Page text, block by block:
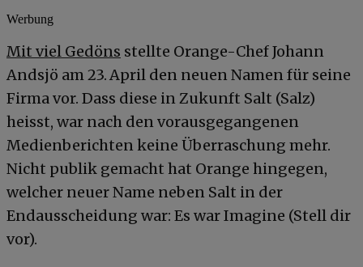
Werbung
Mit viel Gedöns stellte Orange-Chef Johann
Andsjö am 23. April den neuen Namen für seine
Firma vor. Dass diese in Zukunft Salt (Salz)
heisst, war nach den vorausgegangenen
Medienberichten keine Überraschung mehr.
Nicht publik gemacht hat Orange hingegen,
welcher neuer Name neben Salt in der
Endausscheidung war: Es war Imagine (Stell dir
vor).